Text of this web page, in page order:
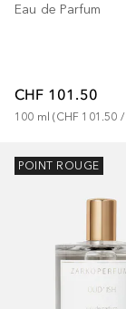
Eau de Parfum
CHF 101.50
100 ml (CHF 101.50 /
POINT ROUGE